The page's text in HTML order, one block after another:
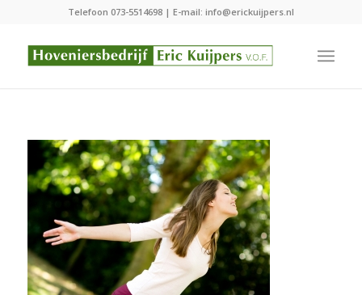
Telefoon 073-5514698| E-mail: info@erickuijpers.nl